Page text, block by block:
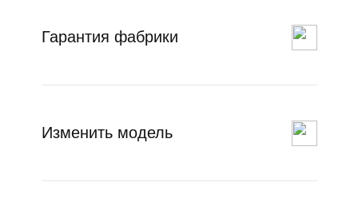
Гарантия фабрики
Изменить модель